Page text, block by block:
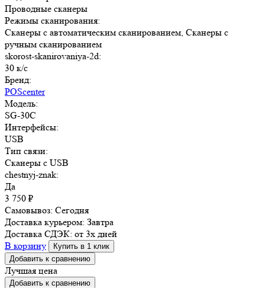
Проводные сканеры
Режимы сканирования:
Сканеры с автоматическим сканированием, Сканеры с
ручным сканированием
skorost-skanirovaniya-2d:
30 к/с
Бренд:
POScenter
Модель:
SG-30C
Интерфейсы:
USB
Тип связи:
Сканеры с USB
chestnyj-znak:
Да
3 750 ₽
Самовывоз: Сегодня
Доставка курьером: Завтра
Доставка СДЭК: от 3х дней
В корзину
Купить в 1 клик
Добавить к сравнению
Лучшая цена
Добавить к сравнению